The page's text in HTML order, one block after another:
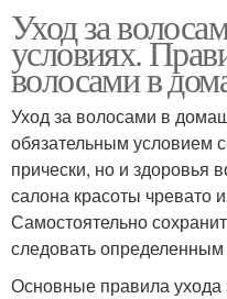
Уход за
условиях.
волосами в
Уход за волосами в
обязательным условием
прически, но и здоровья
салона красоты чревато
Самостоятельно
следовать
Основные правила ухода